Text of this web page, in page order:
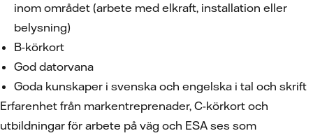
inom området (arbete med elkraft, installation eller
belysning)
B-körkort
God datorvana
Goda kunskaper i svenska och engelska i tal och skrift
Erfarenhet från markentreprenader, C-körkort och
utbildningar för arbete på väg och ESA ses som